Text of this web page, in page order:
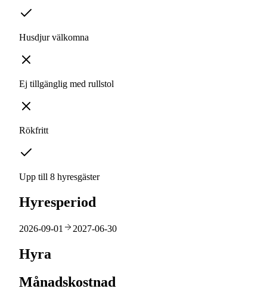
Husdjur välkomna
Ej tillgänglig med rullstol
Rökfritt
Upp till 8 hyresgäster
Hyresperiod
2026-09-01 2027-06-30
Hyra
Månadskostnad